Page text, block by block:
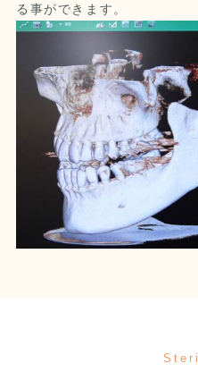
る事ができます。